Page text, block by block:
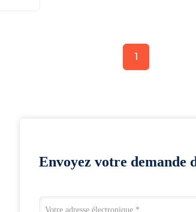
1
Envoyez votre demande